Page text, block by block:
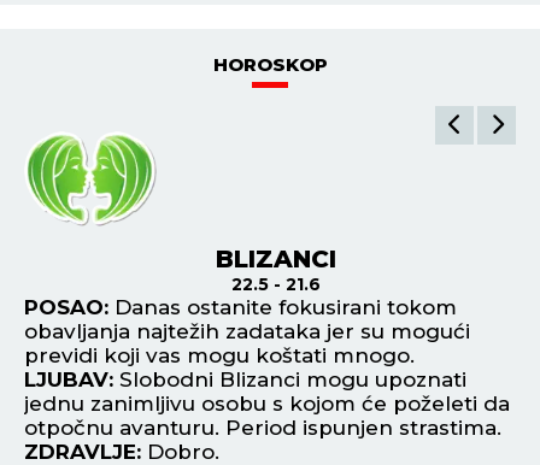
HOROSKOP
BLIZANCI
22.5 - 21.6
POSAO: Danas ostanite fokusirani tokom
obavljanja najtežih zadataka jer su mogući
previdi koji vas mogu koštati mnogo.
LJUBAV: Slobodni Blizanci mogu upoznati
jednu zanimljivu osobu s kojom će poželeti da
otpočnu avanturu. Period ispunjen strastima.
ZDRAVLJE: Dobro.